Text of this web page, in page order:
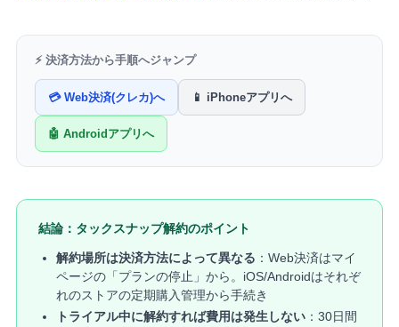
⚡ 決済方法から手順へジャンプ
💳 Web決済(クレカ)へ 📱 iPhoneアプリへ
🤖 Androidアプリへ
結論：タックスナップ解約のポイント
解約場所は決済方法によって異なる ：Web決済はマイ
ページの「プランの停止」から。iOS/Androidはそれぞ
れのストアの定期購入管理から手続き
トライアル中に解約すれば費用は発生しない：30日間